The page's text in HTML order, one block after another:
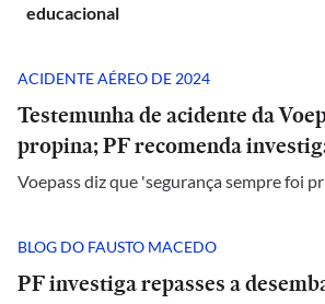
educacional
ACIDENTE AÉREO DE 2024
Testemunha de acidente da
propina; PF recomenda
Voepass diz que 'segurança sempre foi
BLOG DO FAUSTO MACEDO
PF investiga repasses a